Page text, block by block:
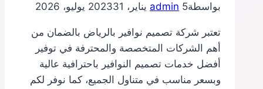
بواسطة admin 5 يناير، 2023 31 يوليو، 2026
تعتبر شركة تصميم نوافير بالرياض بالضمان من
أهم الشركات المتخصصة والمحترفة في توفير
أفضل خدمات تصميم النوافير باحترافية عالية
وبسعر مناسب في متناول الجميع، كما نوفر لكم